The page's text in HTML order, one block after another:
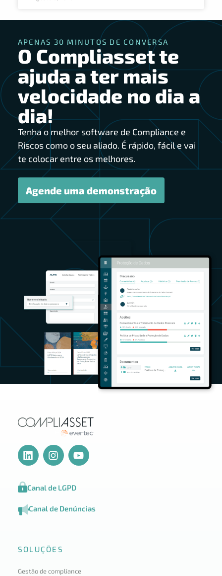
APENAS 30 MINUTOS DE CONVERSA
O Compliasset te
ajuda a ter mais
velocidade no dia a
dia!
Tenha o melhor software de Compliance e
Riscos como o seu aliado. É rápido, fácil e vai
te colocar entre os melhores.
Agende uma demonstração
Canal de LGPD
Canal de Denúncias
SOLUÇÕES
Gestão de compliance